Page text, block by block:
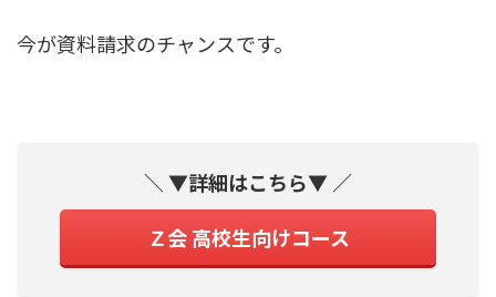
今が資料請求のチャンスです。
＼ ▼詳細はこちら▼ ／
Ｚ会 高校生向けコース